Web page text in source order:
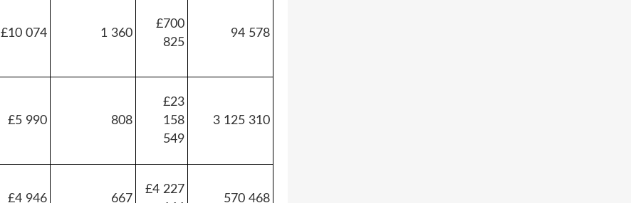
£10 074 1 360
£700
825
94 578
£5 990 808
£23
158
549
3 125 310
£4 946 667
£4 227
570 468